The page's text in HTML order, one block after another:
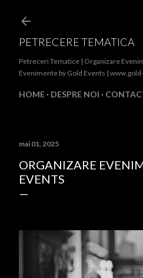
PETRECERE TEMATICA
Petreceri Tematice | Organizare
Evenimente by Gold Events |
HOME DESPRE NOI
mai 01, 2025
ORGANIZARE
EVENTS